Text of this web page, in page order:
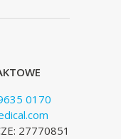
0170
27770851